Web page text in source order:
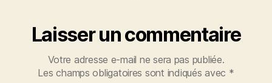
Laisser un commentaire
Votre adresse e-mail ne sera pas publiée.
Les champs obligatoires sont indiqués avec *